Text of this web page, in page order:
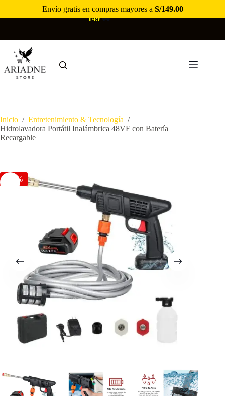
ENVÍO GRATIS EN COMPRAS MAYORES A S/
149🚚
Inicio / Entretenimiento & Tecnología /
Hidrolavadora Portátil Inalámbrica 48VF con Batería
Recargable
-28%
Envío gratis en compras mayores a S/149.00